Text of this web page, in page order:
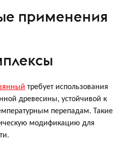
применения
требует использования
древесины, устойчивой к
перепадам. Такие
модификацию для